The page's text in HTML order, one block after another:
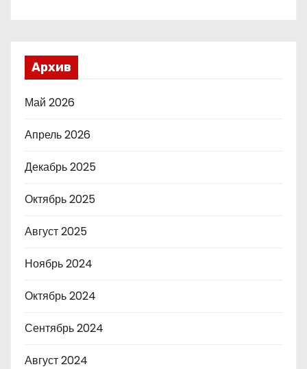
Архив
Май 2026
Апрель 2026
Декабрь 2025
Октябрь 2025
Август 2025
Ноябрь 2024
Октябрь 2024
Сентябрь 2024
Август 2024